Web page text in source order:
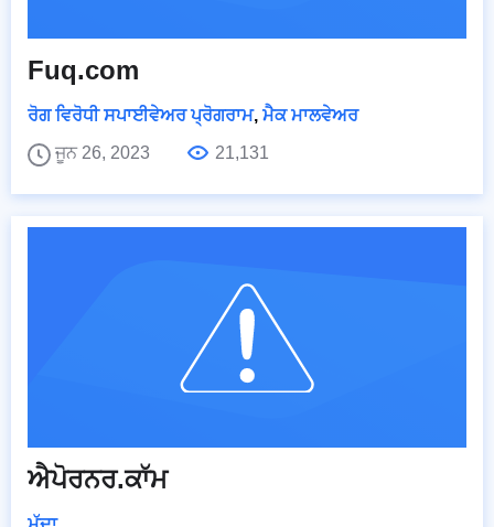
Fuq.com
ਰੋਗ ਵਿਰੋਧੀ ਸਪਾਈਵੇਅਰ ਪ੍ਰੋਗਰਾਮ, ਮੈਕ ਮਾਲਵੇਅਰ
ਜੂਨ 26, 2023
21,131
ਐਪੋਰਨਰ.ਕਾੱਮ